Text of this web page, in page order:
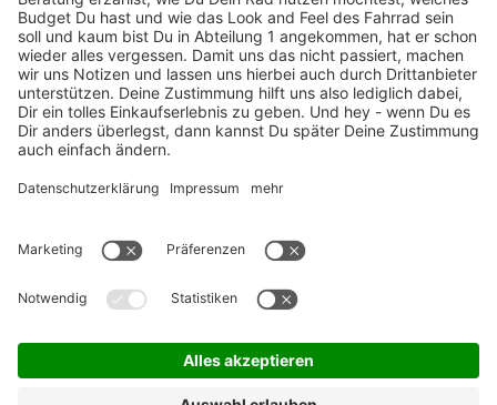
ZAHLUNGSARTEN / RATENKAUF
FÜR ARBEITGEBER & ARBEITNEHMER